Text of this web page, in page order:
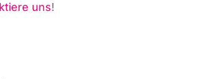
uns!